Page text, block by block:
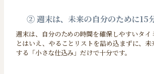
② 週末は、未来の自分のために15
週末は、自分のための時間を確保しやすいタイ
とはいえ、やることリストを詰め込まずに、未
する「小さな仕込み」だけで十分です。